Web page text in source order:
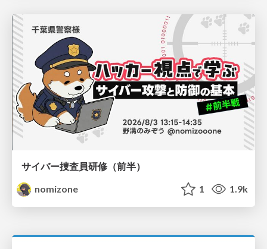
サイバー捜査員研修（前半）
nomizone
1 1.9k